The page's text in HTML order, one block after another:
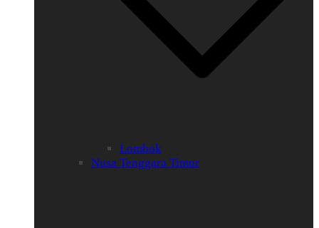
Lombok
Nusa Tenggara Timur